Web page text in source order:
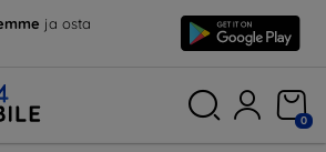
ja osta
0